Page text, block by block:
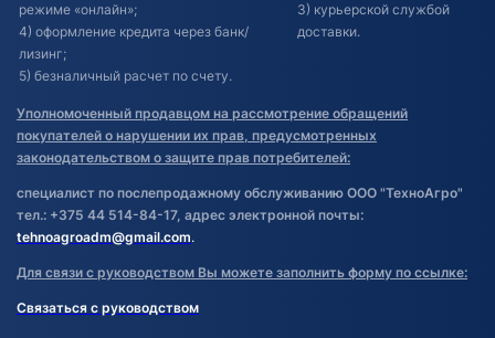
режиме «онлайн»;
4) оформление кредита через банк/
лизинг;
5) безналичный расчет по счету.
3) курьерской службой
доставки.
Уполномоченный продавцом на рассмотрение обращений
покупателей о нарушении их прав, предусмотренных
законодательством о защите прав потребителей:
специалист по послепродажному обслуживанию ООО "ТехноАгро"
тел.: +375 44 514-84-17, адрес электронной почты:
tehnoagroadm@gmail.com.
Для связи с руководством Вы можете заполнить форму по ссылке:
Связаться с руководством